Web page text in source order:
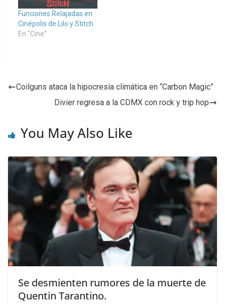
Funciones Relajadas en
Cinépolis de Lilo y Stitch
En "Cine"
Coilguns ataca la hipocresía climática en “Carbon Magic”
Divier regresa a la CDMX con rock y trip hop
You May Also Like
Se desmienten rumores de la muerte de
Quentin Tarantino.